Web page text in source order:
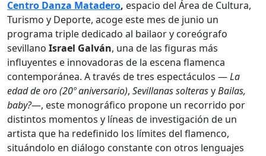
Centro Danza Matadero, espacio del Área de Cultura,
Turismo y Deporte, acoge este mes de junio un
programa triple dedicado al bailaor y coreógrafo
sevillano Israel Galván, una de las figuras más
influyentes e innovadoras de la escena flamenca
contemporánea. A través de tres espectáculos —La
edad de oro (20º aniversario), Sevillanas solterasyBailas,
baby?—, este monográfico propone un recorrido por
distintos momentos y líneas de investigación de un
artista que ha redefinido los límites del flamenco,
situándolo en diálogo constante con otros lenguajes